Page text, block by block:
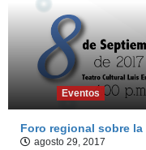
Eventos
Foro regional sobre
agosto 29, 2017